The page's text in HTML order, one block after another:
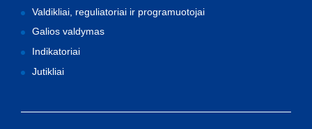
Valdikliai, reguliatoriai ir programuotojai
Galios valdymas
Indikatoriai
Jutikliai